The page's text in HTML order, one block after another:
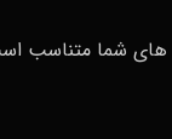
های شما متناسب